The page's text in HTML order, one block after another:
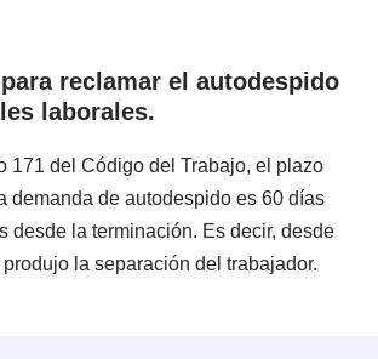
monto de la indemnización que le
se debe interponer previamente un
la Inspección del Trabajo. Para esto el
debe llevar todos los medios de prueba
causa del autodespido. Una vez hecho